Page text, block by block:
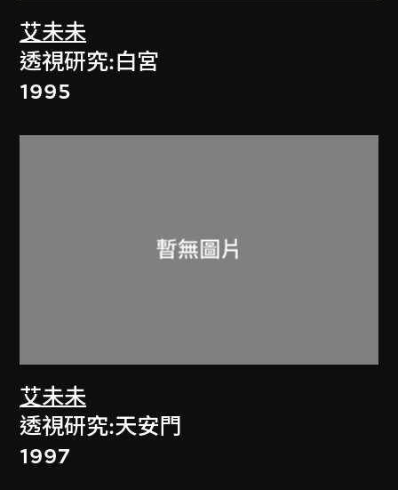
艾未未
透視研究:白宮
1995
艾未未
透視研究:天安門
1997